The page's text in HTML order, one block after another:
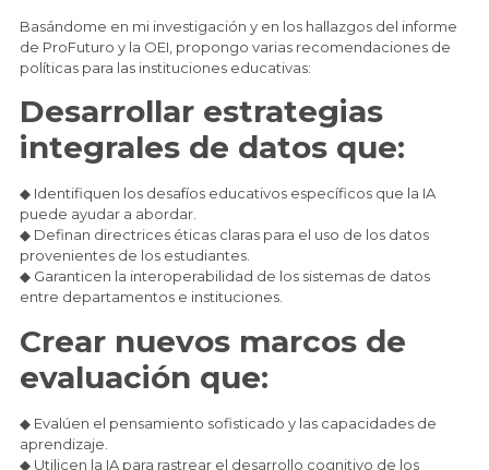
Basándome en mi investigación y en los hallazgos del informe
de ProFuturo y la OEI, propongo varias recomendaciones de
políticas para las instituciones educativas:
Desarrollar estrategias
integrales de datos que:
◆ Identifiquen los desafíos educativos específicos que la IA
puede ayudar a abordar.
◆ Definan directrices éticas claras para el uso de los datos
provenientes de los estudiantes.
◆ Garanticen la interoperabilidad de los sistemas de datos
entre departamentos e instituciones.
Crear nuevos marcos de
evaluación que:
◆ Evalúen el pensamiento sofisticado y las capacidades de
aprendizaje.
◆ Utilicen la IA para rastrear el desarrollo cognitivo de los